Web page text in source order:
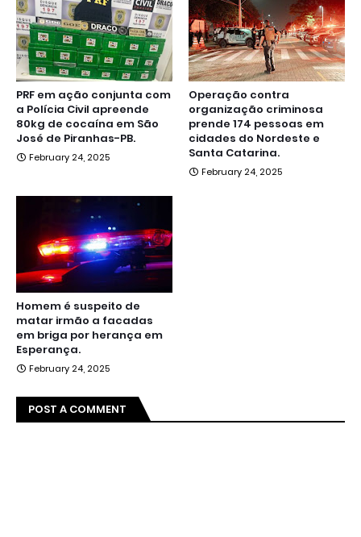
PRF em ação conjunta com
a Polícia Civil apreende
80kg de cocaína em São
José de Piranhas-PB.
February 24, 2025
Operação contra
organização criminosa
prende 174 pessoas em
cidades do Nordeste e
Santa Catarina.
February 24, 2025
Homem é suspeito de
matar irmão a facadas
em briga por herança em
Esperança.
February 24, 2025
POST A COMMENT